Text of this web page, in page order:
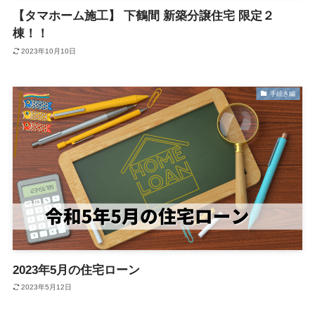
【タマホーム施工】 下鶴間 新築分譲住宅 限定２
棟！！
2023年10月10日
手続き編
2023年5月の住宅ローン
2023年5月12日